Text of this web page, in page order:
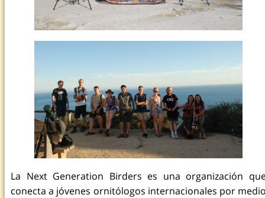
La Next Generation Birders es una organización
conecta a jóvenes ornitólogos internacionales por